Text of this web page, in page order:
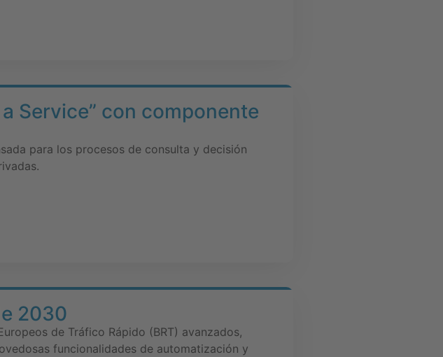
Service” con componente
para los procesos de consulta y decisión
2030
de Tráfico Rápido (BRT) avanzados,
funcionalidades de automatización y